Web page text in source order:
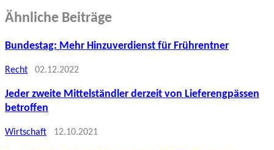
Ähnliche Beiträge
Bundestag: Mehr Hinzuverdienst für Frührentner
Recht 02.12.2022
Jeder zweite Mittelständler derzeit von Lieferengpässen
betroffen
Wirtschaft 12.10.2021